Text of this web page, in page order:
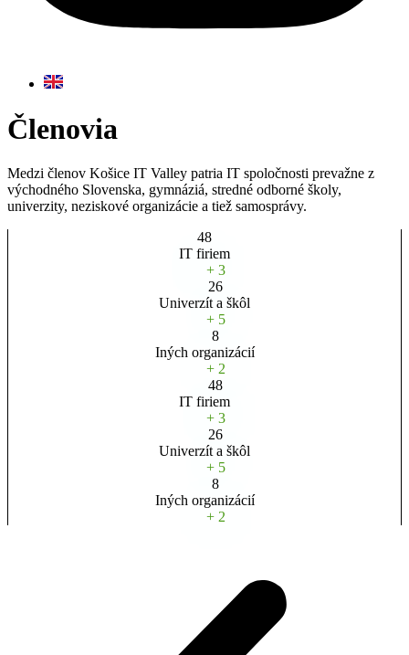
Členovia
Medzi členov Košice IT Valley patria IT spoločnosti prevažne z
východného Slovenska, gymnáziá, stredné odborné školy,
univerzity, neziskové organizácie a tiež samosprávy.
48
IT firiem
+ 3
26
Univerzít a škôl
+ 5
8
Iných organizácií
+ 2
48
IT firiem
+ 3
26
Univerzít a škôl
+ 5
8
Iných organizácií
+ 2